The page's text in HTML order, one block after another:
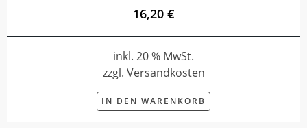
16,20 €
inkl. 20 % MwSt.
zzgl. Versandkosten
IN DEN WARENKORB